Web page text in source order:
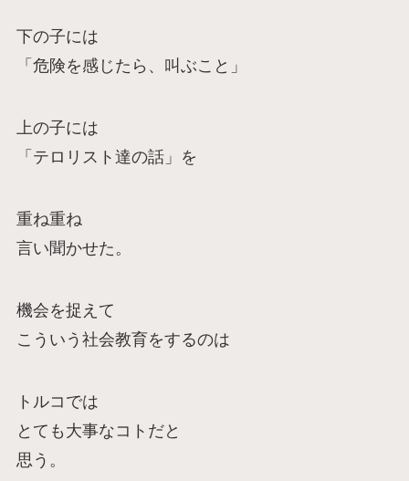
下の子には
「危険を感じたら、叫ぶこと」
上の子には
「テロリスト達の話」を
重ね重ね
言い聞かせた。
機会を捉えて
こういう社会教育をするのは
トルコでは
とても大事なコトだと
思う。